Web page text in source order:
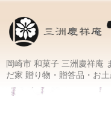
岡崎市 和菓子 三洲慶祥庵
だ家 贈り物・贈答品・お土